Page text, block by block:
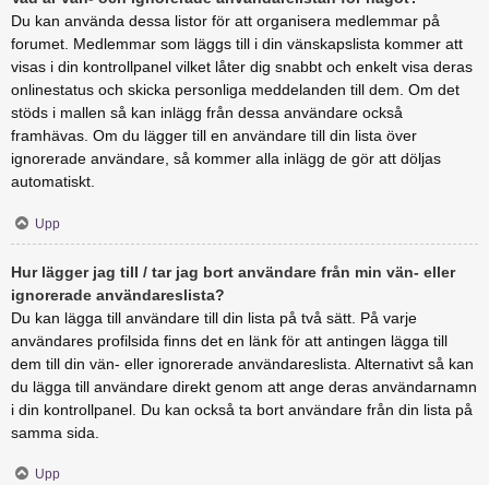
Du kan använda dessa listor för att organisera medlemmar på
forumet. Medlemmar som läggs till i din vänskapslista kommer att
visas i din kontrollpanel vilket låter dig snabbt och enkelt visa deras
onlinestatus och skicka personliga meddelanden till dem. Om det
stöds i mallen så kan inlägg från dessa användare också
framhävas. Om du lägger till en användare till din lista över
ignorerade användare, så kommer alla inlägg de gör att döljas
automatiskt.
Upp
Hur lägger jag till / tar jag bort användare från min vän- eller
ignorerade användareslista?
Du kan lägga till användare till din lista på två sätt. På varje
användares profilsida finns det en länk för att antingen lägga till
dem till din vän- eller ignorerade användareslista. Alternativt så kan
du lägga till användare direkt genom att ange deras användarnamn
i din kontrollpanel. Du kan också ta bort användare från din lista på
samma sida.
Upp